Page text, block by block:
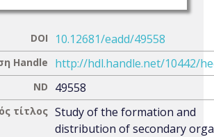
DOI 10.12681/eadd/49558
Handle http://hdl.handle.net/10442/
ND 49558
τίτλος Study of the formation and
distribution of secondary